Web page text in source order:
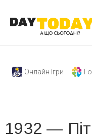
Онлайн Ігри
1932 —